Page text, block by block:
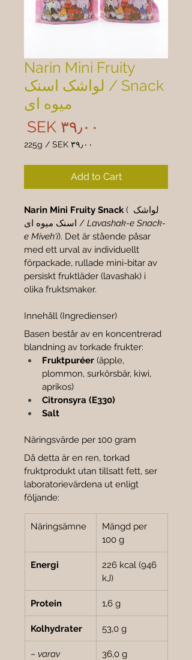
Narin Mini Fruity
Snack / لواشک اسنک
میوه ای
‎SEK ۳۹٫۰۰
‎SEK ۳۹٫۰۰ /
225g
Add to Cart
Narin Mini Fruity Snack ( لواشک
اسنک میوه ای / Lavashak-e Snack-
e Miveh'i). Det är stående påsar
med ett urval av individuellt
förpackade, rullade mini-bitar av
persiskt fruktläder (lavashak) i
olika fruktsmaker.
Innehåll (Ingredienser)
Basen består av en koncentrerad
blandning av torkade frukter:
Fruktpuréer (äpple,
plommon, surkörsbär, kiwi,
aprikos)
Citronsyra (E330)
Salt
Näringsvärde per 100 gram
Då detta är en ren, torkad
fruktprodukt utan tillsatt fett, ser
laboratorievärdena ut enligt
följande:
Näringsämne
Mängd per
100 g
Energi
226 kcal (946
kJ)
Protein 1,6 g
Kolhydrater 53,0 g
– varav
36,0 g